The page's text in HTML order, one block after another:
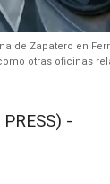
Zapatero en
otras oficinas
-